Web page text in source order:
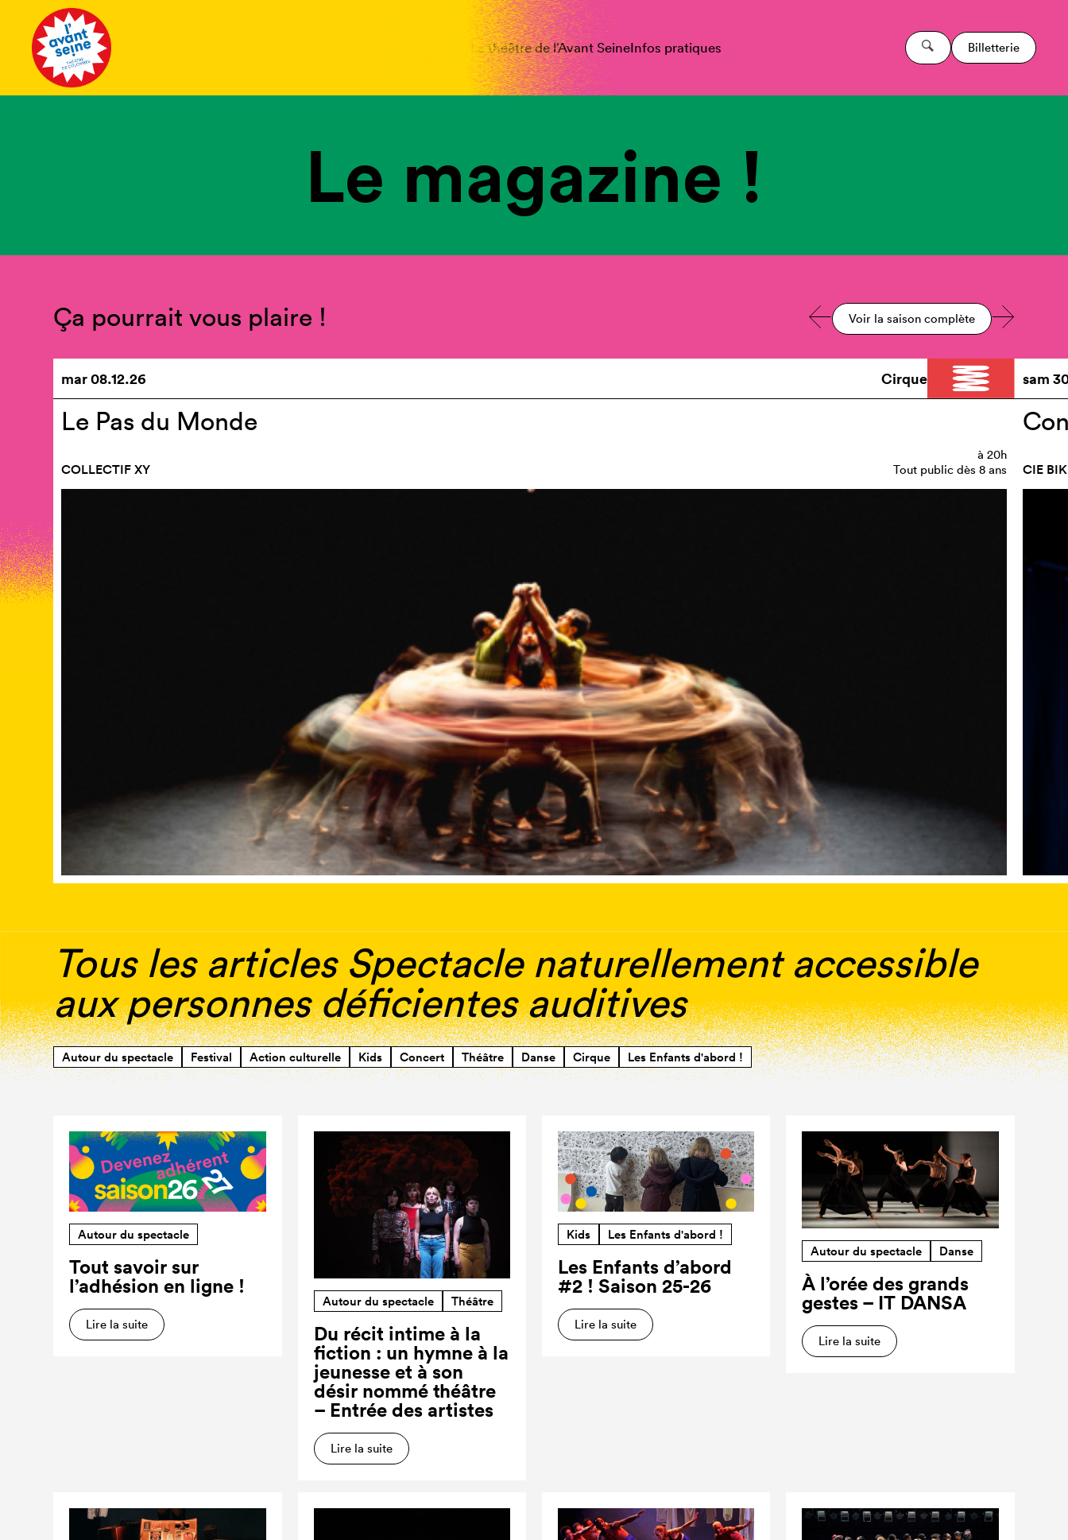
Le théâtre de l’Avant SeineInfos pratiques Billetterie
Le magazine !
Ça pourrait vous plaire ! Voir la saison complète
mar08.12.26 Cirque
Le Pas du Monde
COLLECTIF XY
à 20h
Tout public dès 8 ans
sam
CIE
Tous les articles Spectacle naturellement accessible
aux personnes déficientes auditives
Autour du spectacle Festival Action culturelle Kids Concert Théâtre Danse Cirque Les Enfants d'abord !
Autour du spectacle
Tout savoir sur
l’adhésion en ligne !
Lire la suite
Autour du spectacle Théâtre
Du récit intime à la
fiction : un hymne à la
jeunesse et à son
désir nommé théâtre
– Entrée des artistes
Lire la suite
Kids Les Enfants d'abord !
Les Enfants d’abord
#2 ! Saison 25-26
Lire la suite
Autour du spectacle Danse
À l’orée des grands
gestes – IT DANSA
Lire la suite